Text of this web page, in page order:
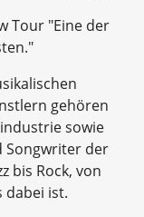
Tour "Eine der
gehören
sowie
Songwriter der
bis Rock, von
dabei ist.